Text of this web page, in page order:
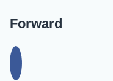
Forward